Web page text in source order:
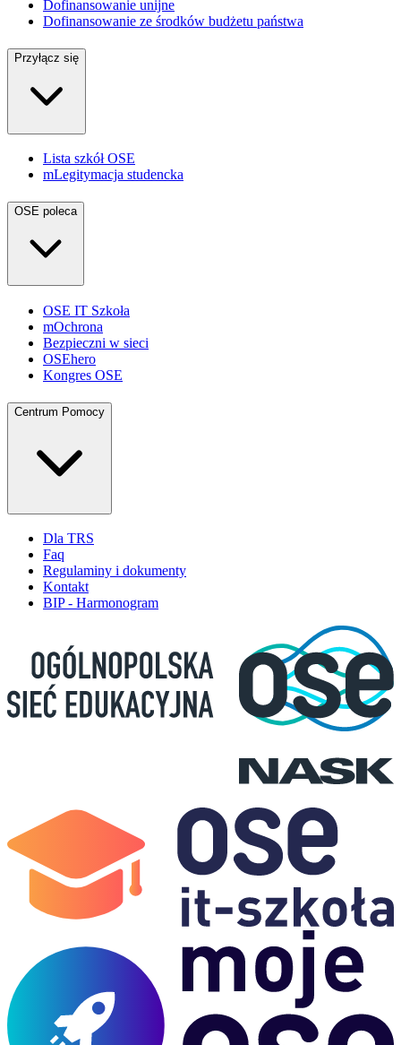
Dofinansowanie unijne
Dofinansowanie ze środków budżetu państwa
Przyłącz się
Lista szkół OSE
mLegitymacja studencka
OSE poleca
OSE IT Szkoła
mOchrona
Bezpieczni w sieci
OSEhero
Kongres OSE
Centrum Pomocy
Dla TRS
Faq
Regulaminy i dokumenty
Kontakt
BIP - Harmonogram